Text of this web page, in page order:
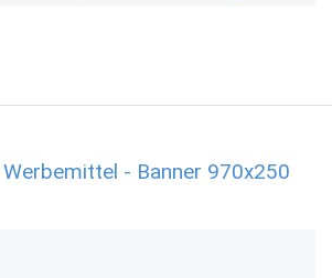
- Banner 970x250